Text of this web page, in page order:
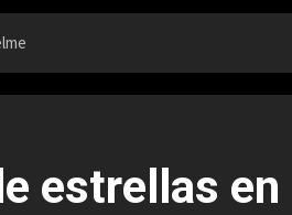
estrellas en